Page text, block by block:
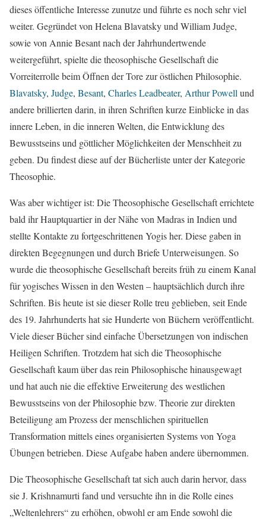
dieses öffentliche Interesse zunutze und führte es noch sehr viel
weiter. Gegründet von Helena Blavatsky und William Judge,
sowie von Annie Besant nach der Jahrhundertwende
weitergeführt, spielte die theosophische Gesellschaft die
Vorreiterrolle beim Öffnen der Tore zur östlichen Philosophie.
Blavatsky, Judge, Besant, Charles Leadbeater, Arthur Powell und
andere brillierten darin, in ihren Schriften kurze Einblicke in das
innere Leben, in die inneren Welten, die Entwicklung des
Bewusstseins und göttlicher Möglichkeiten der Menschheit zu
geben. Du findest diese auf der Bücherliste unter der Kategorie
Theosophie.
Was aber wichtiger ist: Die Theosophische Gesellschaft errichtete
bald ihr Hauptquartier in der Nähe von Madras in Indien und
stellte Kontakte zu fortgeschrittenen Yogis her. Diese gaben in
direkten Begegnungen und durch Briefe Unterweisungen. So
wurde die theosophische Gesellschaft bereits früh zu einem Kanal
für yogisches Wissen in den Westen – hauptsächlich durch ihre
Schriften. Bis heute ist sie dieser Rolle treu geblieben, seit Ende
des 19. Jahrhunderts hat sie Hunderte von Büchern veröffentlicht.
Viele dieser Bücher sind einfache Übersetzungen von indischen
Heiligen Schriften. Trotzdem hat sich die Theosophische
Gesellschaft kaum über das rein Philosophische hinausgewagt
und hat auch nie die effektive Erweiterung des westlichen
Bewusstseins von der Philosophie bzw. Theorie zur direkten
Beteiligung am Prozess der menschlichen spirituellen
Transformation mittels eines organisierten Systems von Yoga
Übungen betrieben. Diese Aufgabe haben andere übernommen.
Die Theosophische Gesellschaft tat sich auch darin hervor, dass
sie J. Krishnamurti fand und versuchte ihn in die Rolle eines
„Weltenlehrers“ zu erhöhen, obwohl er am Ende sowohl die